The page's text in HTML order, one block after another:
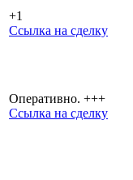
+1
Ссылка на сделку
Оперативно. +++
Ссылка на сделку